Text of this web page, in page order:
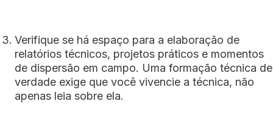
Verifique se há espaço para a elaboração de
relatórios técnicos, projetos práticos e momentos
de dispersão em campo. Uma formação técnica de
verdade exige que você vivencie a técnica, não
apenas leia sobre ela.